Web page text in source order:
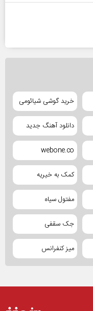
خرید گوشی شیائومی
دانلود آهنگ جدید
webone.co
کمک به خیریه
مفتول سیاه
جک سقفی
میز کنفرانس